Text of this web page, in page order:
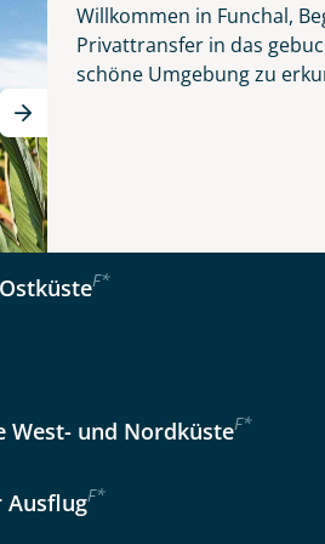
Reisen auf der Merkliste
schönste Blume des
wählen
Auswahl
Willkommen in Funchal,
Privattransfer in das
schöne Umgebung zu
F*
West- und NordküsteF*
AusflugF*